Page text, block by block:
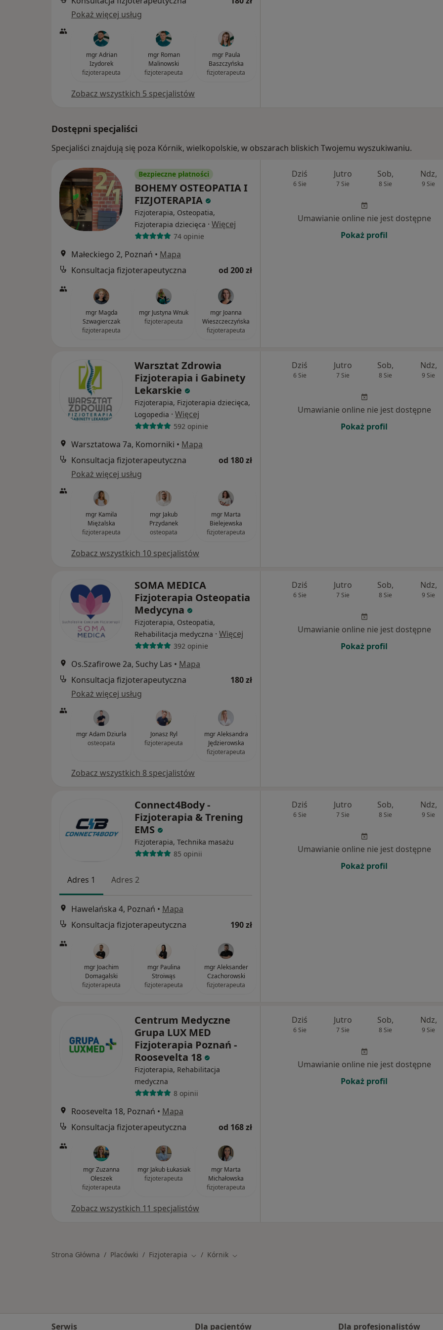
Pokaż więcej usług
mgr Adrian
Izydorek
fizjoterapeuta
mgr Roman
Malinowski
fizjoterapeuta
mgr Paula
Baszczyńska
fizjoterapeuta
Zobacz wszystkich 5 specjalistów
Dostępni specjaliści
Specjaliści znajdują się poza Kórnik, wielkopolskie, w obszarach bliskich Twojemu wyszukiwaniu.
Bezpieczne płatności
BOHEMY OSTEOPATIA I
FIZJOTERAPIA
Fizjoterapia, Osteopatia,
Fizjoterapia dziecięca · Więcej
74 opinie
Małeckiego 2, Poznań • Mapa
Konsultacja fizjoterapeutyczna
od 200 zł
mgr Magda
Szwagierczak
fizjoterapeuta
mgr Justyna Wnuk
fizjoterapeuta
mgr Joanna
Wieszczeczyńska
fizjoterapeuta
Dziś
6 Sie
Jutro
7 Sie
Sob,
8 Sie
Ndz,
9 Sie
Umawianie online nie jest dostępne
Pokaż profil
Warsztat Zdrowia
Fizjoterapia i Gabinety
Lekarskie
Fizjoterapia, Fizjoterapia dziecięca,
Logopedia · Więcej
592 opinie
Warsztatowa 7a, Komorniki • Mapa
Konsultacja fizjoterapeutyczna
od 180 zł
Pokaż więcej usług
mgr Kamila
Miężalska
fizjoterapeuta
mgr Jakub
Przydanek
osteopata
mgr Marta
Bielejewska
fizjoterapeuta
Zobacz wszystkich 10 specjalistów
Dziś
6 Sie
Jutro
7 Sie
Sob,
8 Sie
Ndz,
9 Sie
Umawianie online nie jest dostępne
Pokaż profil
SOMA MEDICA
Fizjoterapia Osteopatia
Medycyna
Fizjoterapia, Osteopatia,
Rehabilitacja medyczna · Więcej
392 opinie
Os.Szafirowe 2a, Suchy Las • Mapa
Konsultacja fizjoterapeutyczna
180 zł
Pokaż więcej usług
mgr Adam Dziurla
osteopata
Jonasz Ryl
fizjoterapeuta
mgr Aleksandra
Jędzierowska
fizjoterapeuta
Zobacz wszystkich 8 specjalistów
Dziś
6 Sie
Jutro
7 Sie
Sob,
8 Sie
Ndz,
9 Sie
Umawianie online nie jest dostępne
Pokaż profil
Connect4Body -
Fizjoterapia & Trening
EMS
Fizjoterapia, Technika masażu
85 opinii
Adres 1 Adres 2
Hawelańska 4, Poznań • Mapa
Konsultacja fizjoterapeutyczna
190 zł
mgr Joachim
Domagalski
fizjoterapeuta
mgr Paulina
Stroiwąs
fizjoterapeuta
mgr Aleksander
Czachorowski
fizjoterapeuta
Dziś
6 Sie
Jutro
7 Sie
Sob,
8 Sie
Ndz,
9 Sie
Umawianie online nie jest dostępne
Pokaż profil
Centrum Medyczne
Grupa LUX MED
Fizjoterapia Poznań -
Roosevelta 18
Fizjoterapia, Rehabilitacja
medyczna
8 opinii
Roosevelta 18, Poznań • Mapa
Konsultacja fizjoterapeutyczna
od 168 zł
mgr Zuzanna
Oleszek
fizjoterapeuta
mgr Jakub Łukasiak
fizjoterapeuta
mgr Marta
Michałowska
fizjoterapeuta
Zobacz wszystkich 11 specjalistów
Dziś
6 Sie
Jutro
7 Sie
Sob,
8 Sie
Ndz,
9 Sie
Umawianie online nie jest dostępne
Pokaż profil
Strona Główna Placówki Fizjoterapia Zmień miasto
Kórnik Zmień miasto
Serwis Dla pacjentów Dla profesjonalistów